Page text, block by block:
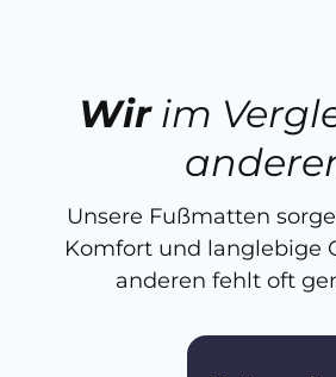
Wirim
Unsere Fußmatten
Komfort und langlebige
anderen fehlt oft